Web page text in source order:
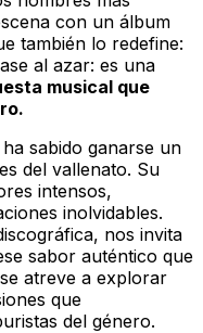
con un álbum
también lo redefine:
al azar: es una
musical que
sabido ganarse un
del vallenato. Su
intensos,
inolvidables.
nos invita
sabor auténtico que
atreve a explorar
que
del género.